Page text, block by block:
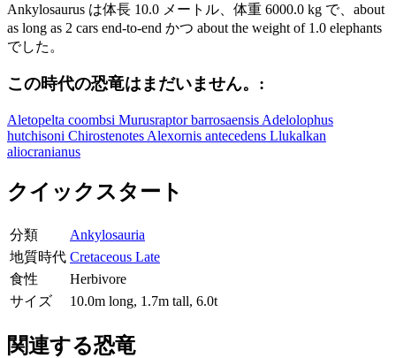
Ankylosaurus は体長 10.0 メートル、体重 6000.0 kg で、about
as long as 2 cars end-to-end かつ about the weight of 1.0 elephants
でした。
この時代の恐竜はまだいません。:
Aletopelta coombsi Murusraptor barrosaensis Adelolophus
hutchisoni Chirostenotes Alexornis antecedens Llukalkan
aliocranianus
クイックスタート
分類
Ankylosauria
地質時代 Cretaceous Late
食性
Herbivore
サイズ
10.0m long, 1.7m tall, 6.0t
関連する恐竜